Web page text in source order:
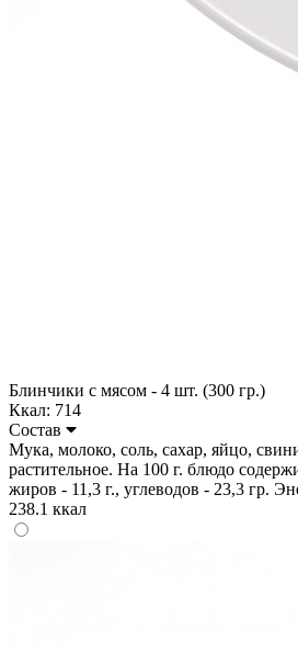
Блинчики с мясом - 4 шт. (300 гр.)
Ккал: 714
Состав
Мука, молоко, соль, сахар, яйцо,
растительное. На 100 г. блюдо
жиров - 11,3 г., углеводов - 23,3 гр.
238.1 ккал